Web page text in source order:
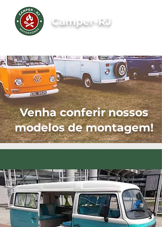
Camper-RJ
Venha conferir nossos
modelos de montagem!